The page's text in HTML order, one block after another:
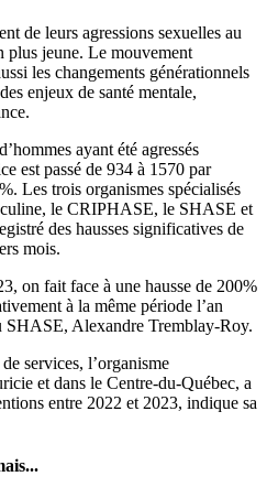
de leurs agressions sexuelles au
plus jeune. Le mouvement
les changements générationnels
enjeux de santé mentale,
ayant été agressés
est passé de 934 à 1570 par
Les trois organismes spécialisés
le CRIPHASE, le SHASE et
des hausses significatives de
mois.
on fait face à une hausse de 200%
à la même période l’an
SHASE, Alexandre Tremblay-Roy.
services, l’organisme
et dans le Centre-du-Québec, a
entre 2022 et 2023, indique sa